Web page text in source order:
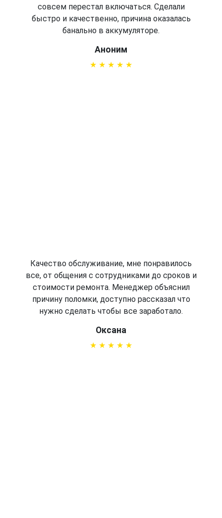
совсем перестал включаться. Сделали
быстро и качественно, причина оказалась
банально в аккумуляторе.
Аноним
Качество обслуживание, мне понравилось
все, от общения с сотрудниками до сроков и
стоимости ремонта. Менеджер объяснил
причину поломки, доступно рассказал что
нужно сделать чтобы все заработало.
Оксана